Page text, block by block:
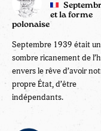
et la forme
polonaise
Septembre 1939 était un
sombre ricanement de
envers le rêve d’avoir
propre État, d’être
indépendants.